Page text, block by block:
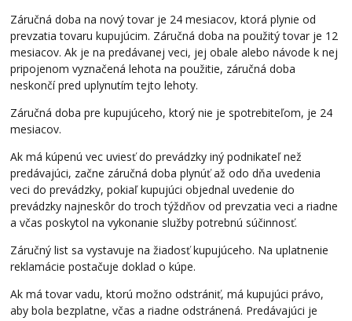
Záručná doba na nový tovar je 24 mesiacov, ktorá plynie od
prevzatia tovaru kupujúcim. Záručná doba na použitý tovar je 12
mesiacov. Ak je na predávanej veci, jej obale alebo návode k nej
pripojenom vyznačená lehota na použitie, záručná doba
neskončí pred uplynutím tejto lehoty.
Záručná doba pre kupujúceho, ktorý nie je spotrebiteľom, je 24
mesiacov.
Ak má kúpenú vec uviesť do prevádzky iný podnikateľ než
predávajúci, začne záručná doba plynúť až odo dňa uvedenia
veci do prevádzky, pokiaľ kupujúci objednal uvedenie do
prevádzky najneskôr do troch týždňov od prevzatia veci a riadne
a včas poskytol na vykonanie služby potrebnú súčinnosť.
Záručný list sa vystavuje na žiadosť kupujúceho. Na uplatnenie
reklamácie postačuje doklad o kúpe.
Ak má tovar vadu, ktorú možno odstrániť, má kupujúci právo,
aby bola bezplatne, včas a riadne odstránená. Predávajúci je